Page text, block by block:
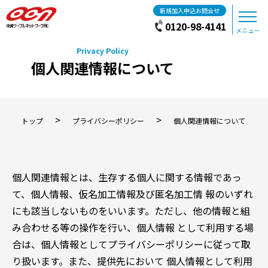
新規加入申込お問合せ
0120-98-4141 メニュー
個人関連情報について
トップ > プライバシーポリシー > 個人関連情報について
個人関連情報とは、生存する個人に関する情報であっ
て、個人情報、仮名加工情報及び匿名加工情 報のいずれ
にも該当しないものをいいます。ただし、他の情報と組
み合わせる等の操作を行い、個人情報 として利用する場
合は、個人情報としてプライバシーポリシーに従って取
り扱います。また、提供先において 個人情報として利用